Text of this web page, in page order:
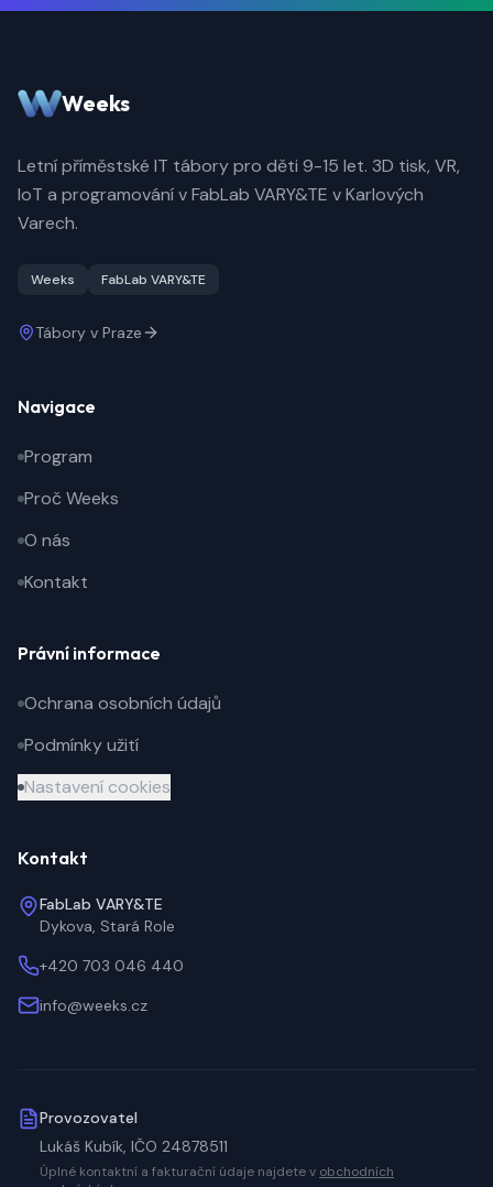
Weeks
Letní příměstské IT tábory pro děti 9-15 let. 3D tisk, VR,
IoT a programování v FabLab VARY&TE v Karlových
Varech.
Weeks FabLab VARY&TE
Tábory v Praze
Navigace
Program
Proč Weeks
O nás
Kontakt
Právní informace
Ochrana osobních údajů
Podmínky užití
Nastavení cookies
Kontakt
FabLab VARY&TE
Dykova, Stará Role
+420 703 046 440
info@weeks.cz
Provozovatel
Lukáš Kubík, IČO 24878511
Úplné kontaktní a fakturační údaje najdete v obchodních